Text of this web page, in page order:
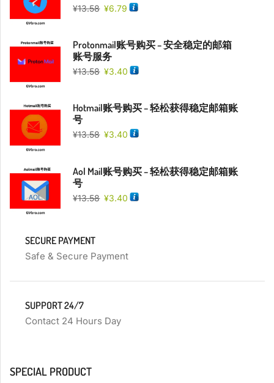
¥13.58 ¥6.79
Protonmail账号购买 – 安全稳定的邮箱
账号服务
¥13.58 ¥3.40
Hotmail账号购买 – 轻松获得稳定邮箱账
号
¥13.58 ¥3.40
Aol Mail账号购买 – 轻松获得稳定邮箱账
号
¥13.58 ¥3.40
SECURE PAYMENT
Safe & Secure Payment
SUPPORT 24/7
Contact 24 Hours Day
SPECIAL PRODUCT